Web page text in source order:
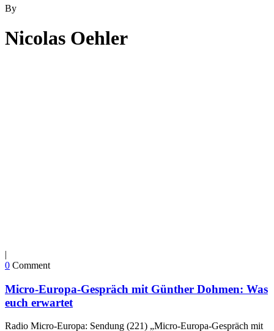
By
Nicolas Oehler
|
0 Comment
Micro-Europa-Gespräch mit Günther Dohmen: Was
euch erwartet
Radio Micro-Europa: Sendung (221) „Micro-Europa-Gespräch mit